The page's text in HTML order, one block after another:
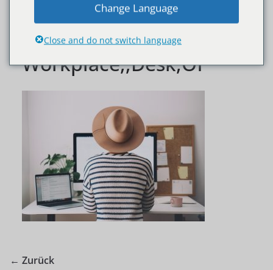
Woman,Working,On,Co
mputer,At,Home,Office.,
Workplace,,Desk,Of
← Zurück
Change Language
Close and do not switch language